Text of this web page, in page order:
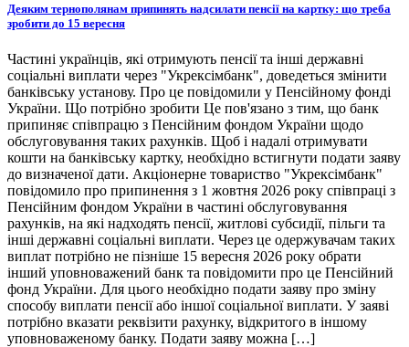
Деяким тернополянам припинять надсилати пенсії на картку: що треба
зробити до 15 вересня
Частині українців, які отримують пенсії та інші державні
соціальні виплати через "Укрексімбанк", доведеться змінити
банківську установу. Про це повідомили у Пенсійному фонді
України. Що потрібно зробити Це пов'язано з тим, що банк
припиняє співпрацю з Пенсійним фондом України щодо
обслуговування таких рахунків. Щоб і надалі отримувати
кошти на банківську картку, необхідно встигнути подати заяву
до визначеної дати. Акціонерне товариство "Укрексімбанк"
повідомило про припинення з 1 жовтня 2026 року співпраці з
Пенсійним фондом України в частині обслуговування
рахунків, на які надходять пенсії, житлові субсидії, пільги та
інші державні соціальні виплати. Через це одержувачам таких
виплат потрібно не пізніше 15 вересня 2026 року обрати
інший уповноважений банк та повідомити про це Пенсійний
фонд України. Для цього необхідно подати заяву про зміну
способу виплати пенсії або іншої соціальної виплати. У заяві
потрібно вказати реквізити рахунку, відкритого в іншому
уповноваженому банку. Подати заяву можна […]